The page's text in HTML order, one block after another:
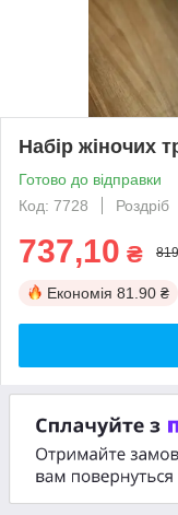
Набір жіночих
Готово до відправки
Код: 7728
Роздріб
737,10 ₴
Економія 81.90 ₴